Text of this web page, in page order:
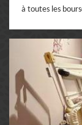
à toutes les